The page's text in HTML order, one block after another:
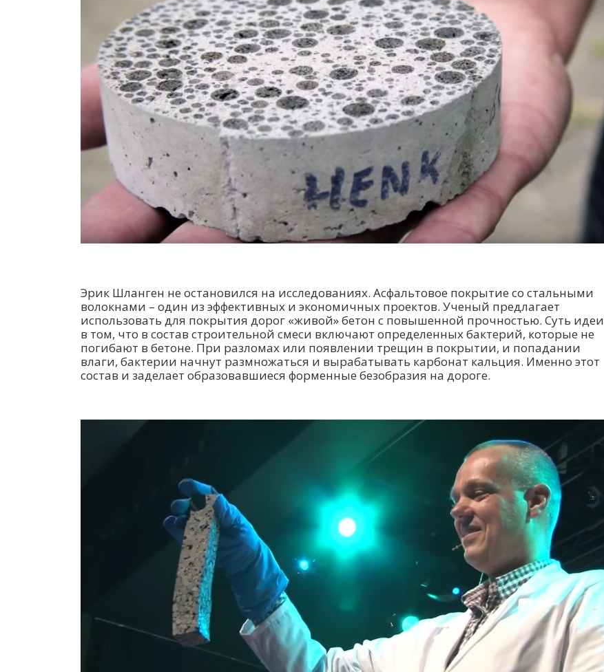
Эрик Шланген не остановился на исследованиях. Асфальтовое покрытие со стальными
волокнами – один из эффективных и экономичных проектов. Ученый предлагает
использовать для покрытия дорог «живой» бетон с повышенной прочностью. Суть идеи
в том, что в состав строительной смеси включают определенных бактерий, которые не
погибают в бетоне. При разломах или появлении трещин в покрытии, и попадании
влаги, бактерии начнут размножаться и вырабатывать карбонат кальция. Именно этот
состав и заделает образовавшиеся форменные безобразия на дороге.